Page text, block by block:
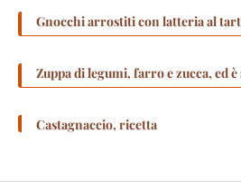
Gnocchi arrostiti con latteria al
Zuppa di legumi, farro e zucca, ed
Castagnaccio, ricetta